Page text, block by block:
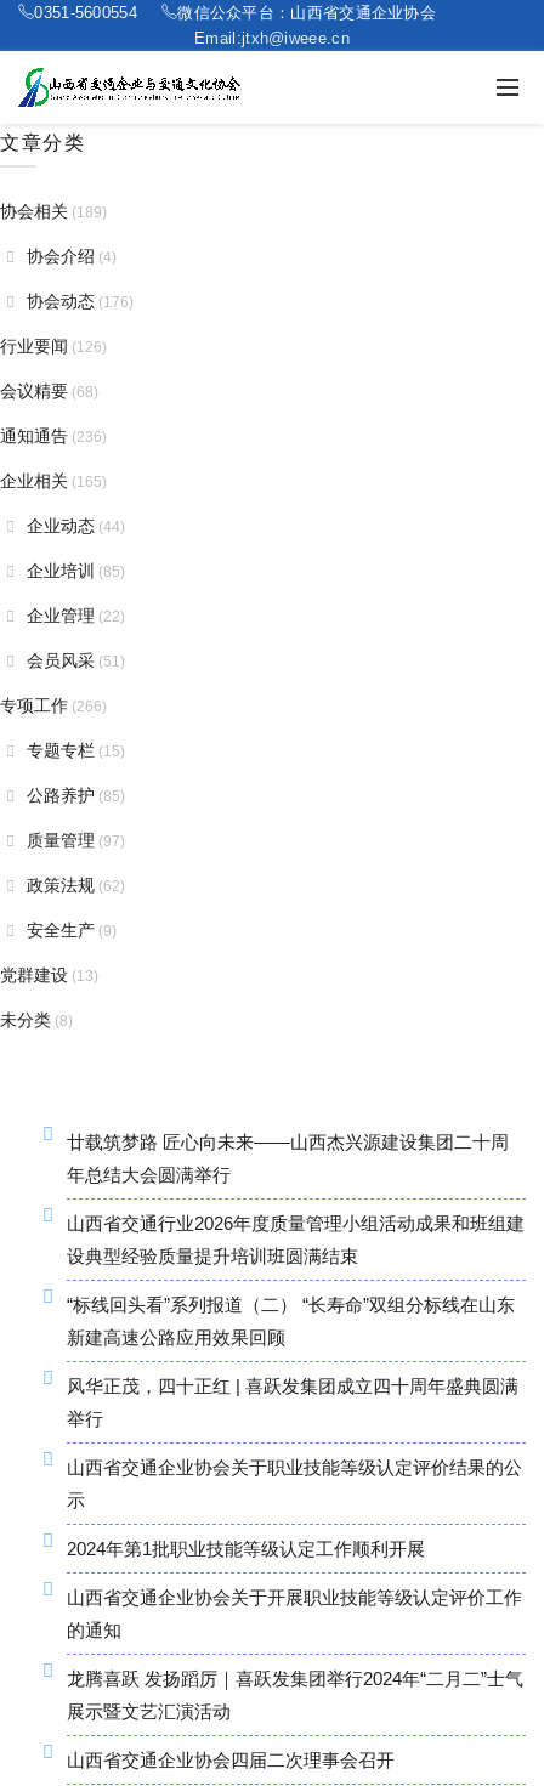
0351-5600554
微信公众平台：山西省交通企业协会
Email:jtxh@iweee.cn
文章分类
协会相关 (189)
协会介绍 (4)
协会动态 (176)
行业要闻 (126)
会议精要 (68)
通知通告 (236)
企业相关 (165)
企业动态 (44)
企业培训 (85)
企业管理 (22)
会员风采 (51)
专项工作 (266)
专题专栏 (15)
公路养护 (85)
质量管理 (97)
政策法规 (62)
安全生产 (9)
党群建设 (13)
未分类 (8)
廿载筑梦路 匠心向未来——山西杰兴源建设集团二十周
年总结大会圆满举行
山西省交通行业2026年度质量管理小组活动成果和班组建
设典型经验质量提升培训班圆满结束
“标线回头看”系列报道（二） “长寿命”双组分标线在山东
新建高速公路应用效果回顾
风华正茂，四十正红 | 喜跃发集团成立四十周年盛典圆满
举行
山西省交通企业协会关于职业技能等级认定评价结果的公
示
2024年第1批职业技能等级认定工作顺利开展
山西省交通企业协会关于开展职业技能等级认定评价工作
的通知
龙腾喜跃 发扬蹈厉｜喜跃发集团举行2024年“二月二”士气
展示暨文艺汇演活动
山西省交通企业协会四届二次理事会召开